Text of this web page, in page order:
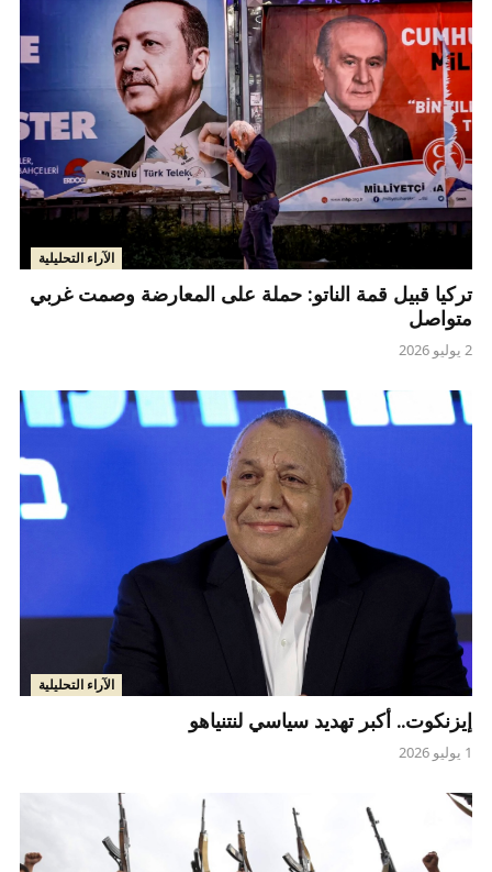
الآراء التحليلية
تركيا قبيل قمة الناتو: حملة على المعارضة وصمت غربي
متواصل
2 يوليو 2026
الآراء التحليلية
إيزنكوت.. أكبر تهديد سياسي لنتنياهو
1 يوليو 2026